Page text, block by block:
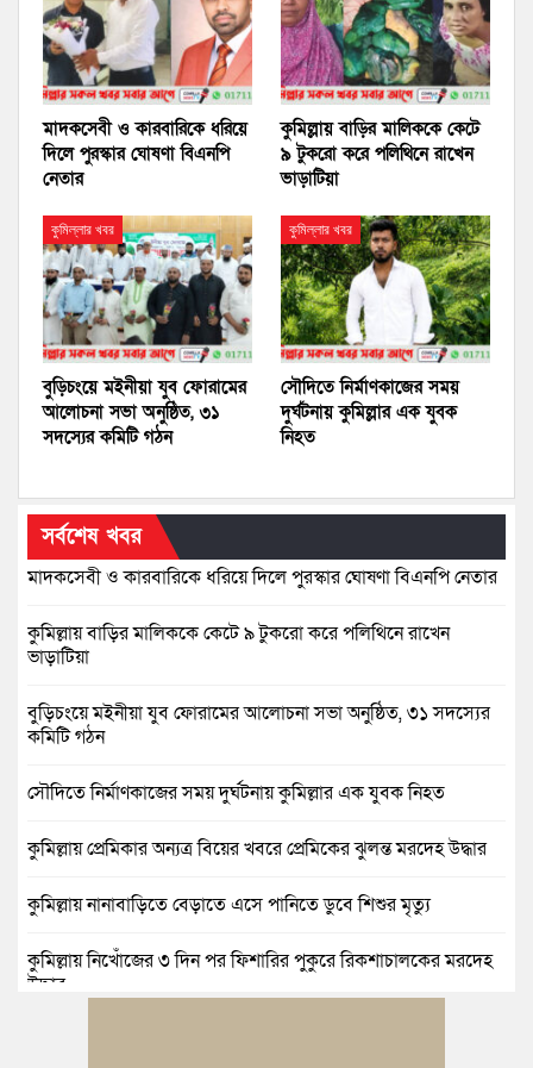
মাদকসেবী ও কারবারিকে ধরিয়ে
দিলে পুরস্কার ঘোষণা বিএনপি
নেতার
কুমিল্লায় বাড়ির মালিককে কেটে
৯ টুকরো করে পলিথিনে রাখেন
ভাড়াটিয়া
কুমিল্লার খবর
বুড়িচংয়ে মইনীয়া যুব ফোরামের
আলোচনা সভা অনুষ্ঠিত, ৩১
সদস্যের কমিটি গঠন
কুমিল্লার খবর
সৌদিতে নির্মাণকাজের সময়
দুর্ঘটনায় কুমিল্লার এক যুবক
নিহত
সর্বশেষ খবর
মাদকসেবী ও কারবারিকে ধরিয়ে দিলে পুরস্কার ঘোষণা বিএনপি নেতার
কুমিল্লায় বাড়ির মালিককে কেটে ৯ টুকরো করে পলিথিনে রাখেন
ভাড়াটিয়া
বুড়িচংয়ে মইনীয়া যুব ফোরামের আলোচনা সভা অনুষ্ঠিত, ৩১ সদস্যের
কমিটি গঠন
সৌদিতে নির্মাণকাজের সময় দুর্ঘটনায় কুমিল্লার এক যুবক নিহত
কুমিল্লায় প্রেমিকার অন্যত্র বিয়ের খবরে প্রেমিকের ঝুলন্ত মরদেহ উদ্ধার
কুমিল্লায় নানাবাড়িতে বেড়াতে এসে পানিতে ডুবে শিশুর মৃত্যু
কুমিল্লায় নিখোঁজের ৩ দিন পর ফিশারির পুকুরে রিকশাচালকের মরদেহ
উদ্ধার